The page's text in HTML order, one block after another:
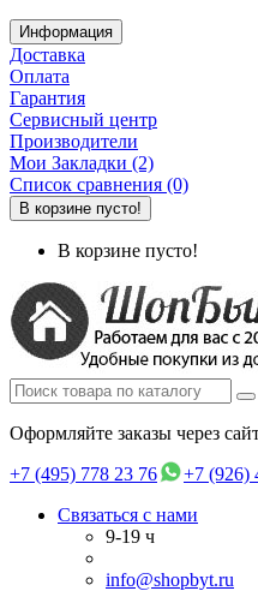
Информация
Доставка
Оплата
Гарантия
Сервисный центр
Производители
Мои Закладки (2)
Список сравнения (0)
В корзине пусто!
В корзине пусто!
Оформляйте заказы через
+7 (495) 778 23 76
+7 (926)
Связаться с нами
9-19 ч
info@shopbyt.ru